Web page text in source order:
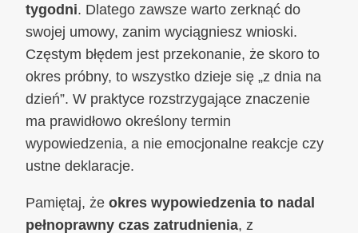
tygodni. Dlatego zawsze warto zerknąć do
swojej umowy, zanim wyciągniesz wnioski.
Częstym błędem jest przekonanie, że skoro to
okres próbny, to wszystko dzieje się „z dnia na
dzień”. W praktyce rozstrzygające znaczenie
ma prawidłowo określony termin
wypowiedzenia, a nie emocjonalne reakcje czy
ustne deklaracje.
Pamiętaj, że okres wypowiedzenia to nadal
pełnoprawny czas zatrudnienia, z